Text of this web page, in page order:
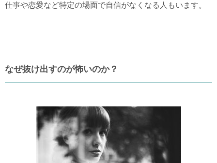
仕事や恋愛など特定の場面で自信がなくなる人もいます。
なぜ抜け出すのが怖いのか？